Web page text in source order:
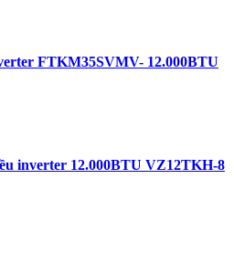
FTKM35SVMV- 12.000BTU
inverter 12.000BTU VZ12TKH-8